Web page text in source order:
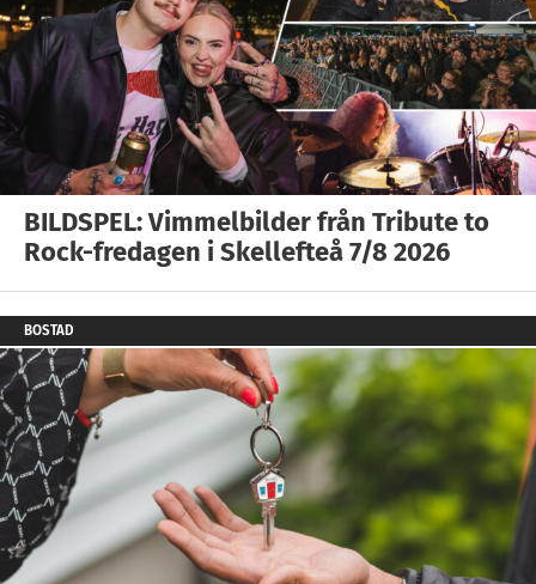
BILDSPEL: Vimmelbilder från Tribute to
Rock-fredagen i Skellefteå 7/8 2026
BOSTAD